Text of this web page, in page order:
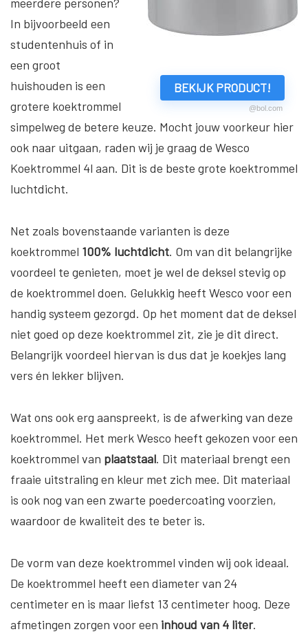
BEKIJK PRODUCT!
@bol.com
In bijvoorbeeld een
studentenhuis of in
een groot
huishouden is een
grotere koektrommel
simpelweg de betere keuze. Mocht jouw voorkeur hier
ook naar uitgaan, raden wij je graag de Wesco
Koektrommel 4l aan. Dit is de beste grote koektrommel
luchtdicht.
Net zoals bovenstaande varianten is deze
koektrommel 100% luchtdicht. Om van dit belangrijke
voordeel te genieten, moet je wel de deksel stevig op
de koektrommel doen. Gelukkig heeft Wesco voor een
handig systeem gezorgd. Op het moment dat de deksel
niet goed op deze koektrommel zit, zie je dit direct.
Belangrijk voordeel hiervan is dus dat je koekjes lang
vers én lekker blijven.
Wat ons ook erg aanspreekt, is de afwerking van deze
koektrommel. Het merk Wesco heeft gekozen voor een
koektrommel van plaatstaal. Dit materiaal brengt een
fraaie uitstraling en kleur met zich mee. Dit materiaal
is ook nog van een zwarte poedercoating voorzien,
waardoor de kwaliteit des te beter is.
De vorm van deze koektrommel vinden wij ook ideaal.
De koektrommel heeft een diameter van 24
centimeter en is maar liefst 13 centimeter hoog. Deze
afmetingen zorgen voor een inhoud van 4 liter.